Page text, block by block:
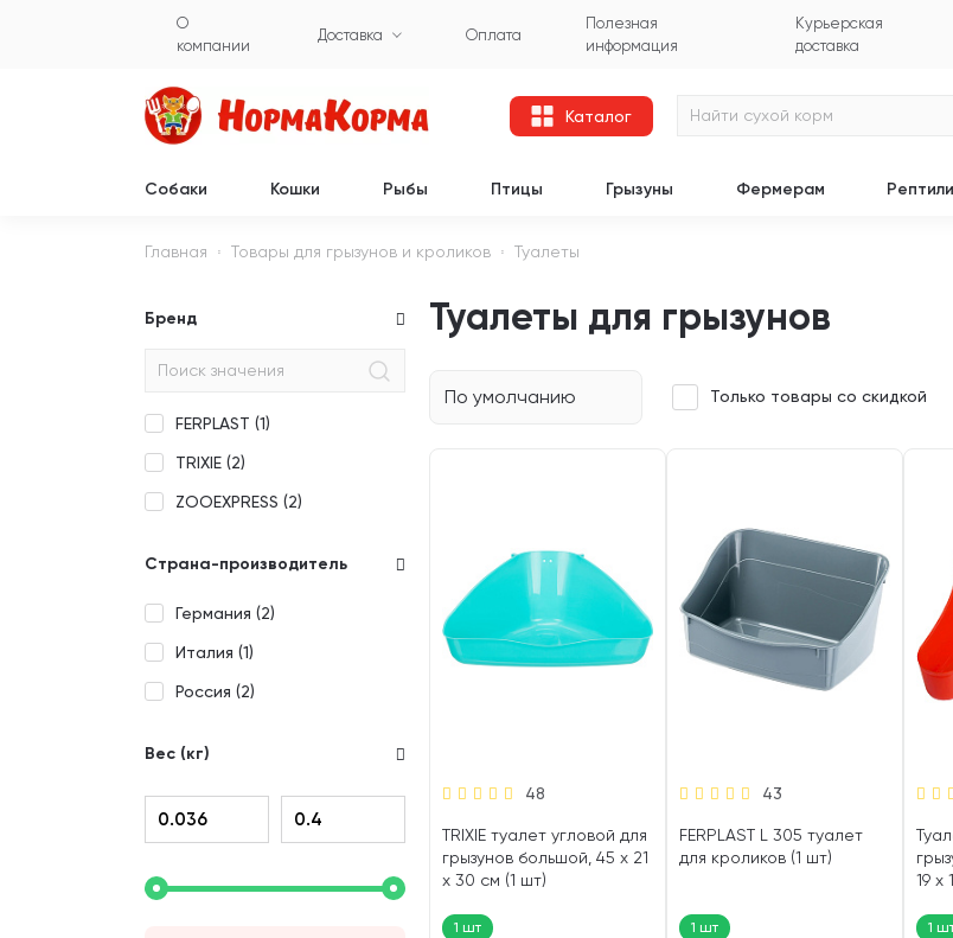
О
компании
Доставка Оплата
Полезная
информация
Курьерская
доставка
Каталог
Собаки Кошки Рыбы Птицы Грызуны Фермерам
Главная Товары для грызунов и кроликов Туалеты
Бренд
FERPLAST (1)
TRIXIE (2)
ZOOEXPRESS (2)
Страна-производитель
Германия (2)
Италия (1)
Россия (2)
Вес (кг)
Туалеты для грызунов
По умолчанию Только товары со скидкой
48
TRIXIE туалет угловой для
грызунов большой, 45 х 21
х 30 см (1 шт)
1 шт
43
FERPLAST L 305 туалет
для кроликов (1 шт)
1 шт
19 х
1